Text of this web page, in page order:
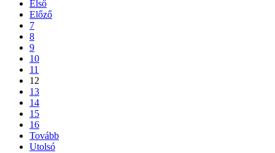
Első
Előző
7
8
9
10
11
12
13
14
15
16
Tovább
Utolsó